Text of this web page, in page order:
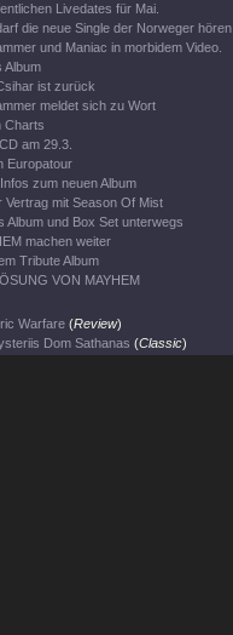
Livedates für Mai.
die neue Single der Norweger hören.
und Maniac in morbidem Video.
Album
ist zurück
meldet sich zu Wort
Charts
am 29.3.
Europatour
zum neuen Album
Vertrag mit Season Of Mist
Album und Box Set unterwegs
machen weiter
Tribute Album
VON MAYHEM
Warfare (Review)
Dom Sathanas (Classic)